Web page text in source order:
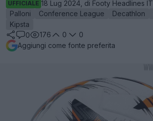
UFFICIALE 18 Lug 2024, di Footy Headlines IT
Palloni
Conference League Decathlon
Kipsta
0
176 0
0
Aggiungi come fonte preferita